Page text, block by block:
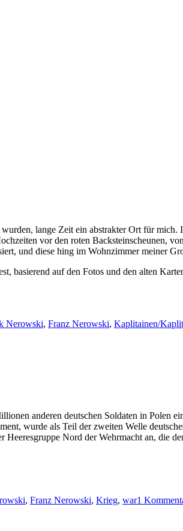
Ermlands
lange Zeit ein abstrakter Ort für
vor den roten Backsteinscheunen,
und diese hing im Wohnzimmer meiner
basierend auf den Fotos und den alten
Nerowski, Franz Nerowski, Kaplitainen/
anderen deutschen Soldaten in Polen
wurde als Teil der zweiten Welle
Heeresgruppe Nord der Wehrmacht an, die
, Franz Nerowski, Krieg, war1